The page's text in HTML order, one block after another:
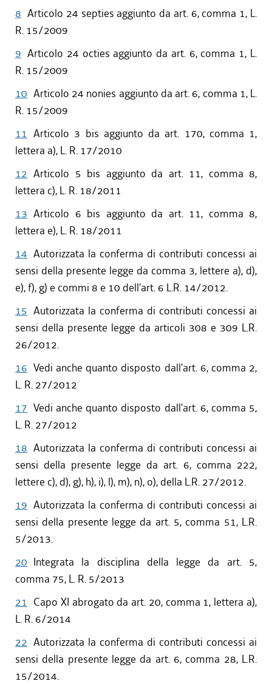
8 Articolo 24 septies aggiunto da art. 6, comma 1, L.
R. 15/2009
9 Articolo 24 octies aggiunto da art. 6, comma 1, L.
R. 15/2009
10 Articolo 24 nonies aggiunto da art. 6, comma 1, L.
R. 15/2009
11 Articolo 3 bis aggiunto da art. 170, comma 1,
lettera a), L. R. 17/2010
12 Articolo 5 bis aggiunto da art. 11, comma 8,
lettera c), L. R. 18/2011
13 Articolo 6 bis aggiunto da art. 11, comma 8,
lettera e), L. R. 18/2011
14 Autorizzata la conferma di contributi concessi ai
sensi della presente legge da comma 3, lettere a), d),
e), f), g) e commi 8 e 10 dell'art. 6 L.R. 14/2012.
15 Autorizzata la conferma di contributi concessi ai
sensi della presente legge da articoli 308 e 309 L.R.
26/2012.
16 Vedi anche quanto disposto dall'art. 6, comma 2,
L. R. 27/2012
17 Vedi anche quanto disposto dall'art. 6, comma 5,
L. R. 27/2012
18 Autorizzata la conferma di contributi concessi ai
sensi della presente legge da art. 6, comma 222,
lettere c), d), g), h), i), l), m), n), o), della L.R. 27/2012.
19 Autorizzata la conferma di contributi concessi ai
sensi della presente legge da art. 5, comma 51, L.R.
5/2013.
20 Integrata la disciplina della legge da art. 5,
comma 75, L. R. 5/2013
21 Capo XI abrogato da art. 20, comma 1, lettera a),
L. R. 6/2014
22 Autorizzata la conferma di contributi concessi ai
sensi della presente legge da art. 6, comma 28, L.R.
15/2014.